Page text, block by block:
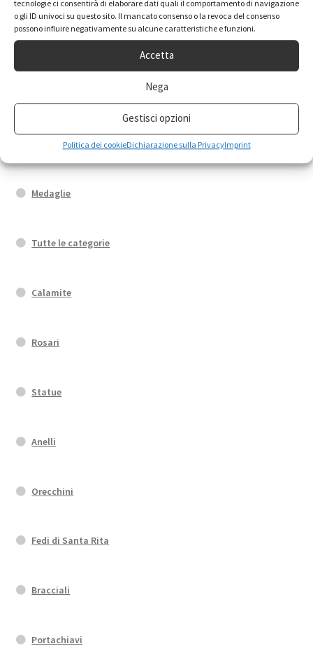
tecnologie ci consentirà di elaborare dati quali il comportamento di navigazione
o gli ID univoci su questo sito. Il mancato consenso o la revoca del consenso
possono influire negativamente su alcune caratteristiche e funzioni.
Accetta
Nega
Gestisci opzioni
Politica dei cookieDichiarazione sulla PrivacyImprint
Fedi di Santa Rita
Portachiavi
Medaglie
Tutte le categorie
Calamite
Rosari
Statue
Anelli
Orecchini
Fedi di Santa Rita
Bracciali
Portachiavi